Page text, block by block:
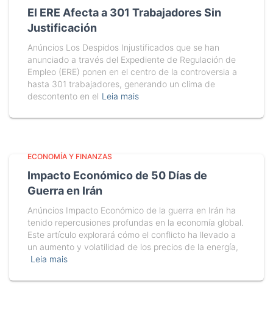
El ERE Afecta a 301 Trabajadores Sin
Justificación
Anúncios Los Despidos Injustificados que se han
anunciado a través del Expediente de Regulación de
Empleo (ERE) ponen en el centro de la controversia a
hasta 301 trabajadores, generando un clima de
descontento en el Leia mais
ECONOMÍA Y FINANZAS
Impacto Económico de 50 Días de
Guerra en Irán
Anúncios Impacto Económico de la guerra en Irán ha
tenido repercusiones profundas en la economía global.
Este artículo explorará cómo el conflicto ha llevado a
un aumento y volatilidad de los precios de la energía,
Leia mais